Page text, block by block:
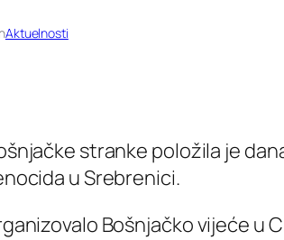
Aktuelnosti
stranke položila je
u Srebrenici.
Bošnjačko vijeće u